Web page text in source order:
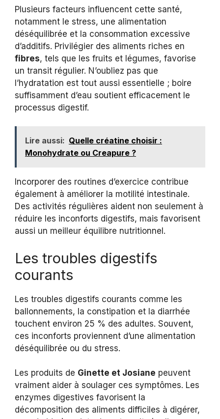
Plusieurs facteurs influencent cette santé,
notamment le stress, une alimentation
déséquilibrée et la consommation excessive
d’additifs. Privilégier des aliments riches en
fibres, tels que les fruits et légumes, favorise
un transit régulier. N’oubliez pas que
l’hydratation est tout aussi essentielle ; boire
suffisamment d’eau soutient efficacement le
processus digestif.
Lire aussi: Quelle créatine choisir :
Monohydrate ou Creapure ?
Incorporer des routines d’exercice contribue
également à améliorer la motilité intestinale.
Des activités régulières aident non seulement à
réduire les inconforts digestifs, mais favorisent
aussi un meilleur équilibre nutritionnel.
Les troubles digestifs
courants
Les troubles digestifs courants comme les
ballonnements, la constipation et la diarrhée
touchent environ 25 % des adultes. Souvent,
ces inconforts proviennent d’une alimentation
déséquilibrée ou du stress.
Les produits de Ginette et Josiane peuvent
vraiment aider à soulager ces symptômes. Les
enzymes digestives favorisent la
décomposition des aliments difficiles à digérer,